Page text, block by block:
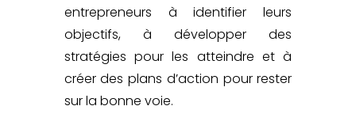
entrepreneurs à identifier leurs
objectifs, à développer des
stratégies pour les atteindre et à
créer des plans d’action pour rester
sur la bonne voie.